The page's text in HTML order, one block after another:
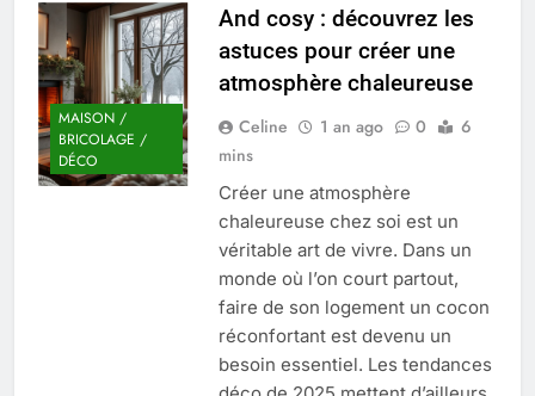
Quel est le salaire de Myriam Seurat en
2025 ?
4 Mois Ago
Okrami : comprendre ses
fonctionnalités clés et avantages
4 Mois Ago
Découvrez notre test d’orientation
gratuit spécialement conçu pour
collégiens et lycéens
MAISON /
BRICOLAGE /
DÉCO
And cosy : découvrez les
astuces pour créer une
atmosphère chaleureuse
Celine 1 an ago 0
6
mins
Créer une atmosphère
chaleureuse chez soi est un
véritable art de vivre. Dans un
monde où l’on court partout,
faire de son logement un cocon
réconfortant est devenu un
besoin essentiel. Les tendances